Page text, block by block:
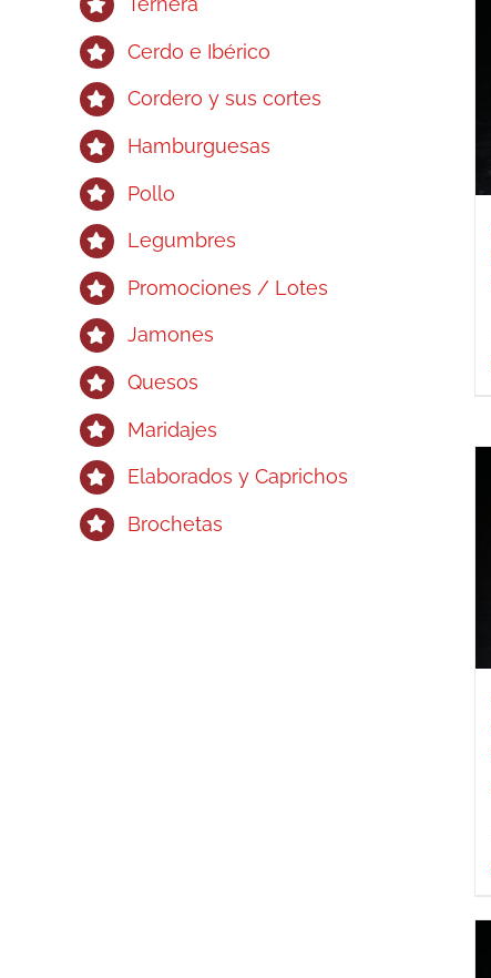
Cerdo e Ibérico
Cordero y sus cortes
Hamburguesas
Pollo
Legumbres
Promociones / Lotes
Jamones
Quesos
Maridajes
Elaborados y Caprichos
Brochetas